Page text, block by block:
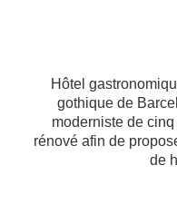
Hôtel
gothique de
moderniste de
rénové afin de
de